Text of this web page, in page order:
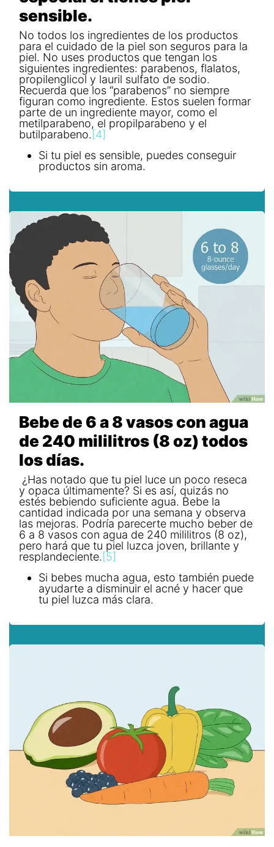
sensible.
No todos los ingredientes de los productos
para el cuidado de la piel son seguros para la
piel. No uses productos que tengan los
siguientes ingredientes: parabenos, flalatos,
propilenglicol y lauril sulfato de sodio.
Recuerda que los “parabenos” no siempre
figuran como ingrediente. Estos suelen formar
parte de un ingrediente mayor, como el
metilparabeno, el propilparabeno y el
butilparabeno. [4]
Si tu piel es sensible, puedes conseguir
productos sin aroma.
Bebe de 6 a 8 vasos con agua
de 240 mililitros (8 oz) todos
los días.
¿Has notado que tu piel luce un poco reseca
y opaca últimamente? Si es así, quizás no
estés bebiendo suficiente agua. Bebe la
cantidad indicada por una semana y observa
las mejoras. Podría parecerte mucho beber de
6 a 8 vasos con agua de 240 mililitros (8 oz),
pero hará que tu piel luzca joven, brillante y
resplandeciente.[5]
Si bebes mucha agua, esto también puede
ayudarte a disminuir el acné y hacer que
tu piel luzca más clara.